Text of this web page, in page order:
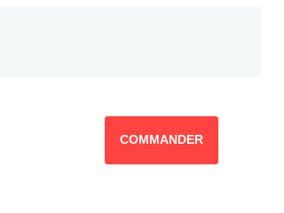
COMMANDER